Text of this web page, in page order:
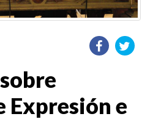
Expresión e